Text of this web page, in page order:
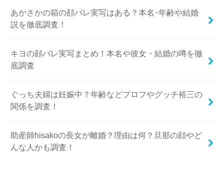
あかさかの箱の顔バレ実写はある？本名･年齢や結婚
説を徹底調査！
キヨの顔バレ実写まとめ！本名や彼女・結婚の噂を徹
底調査
ぐっち夫婦は妊娠中？年齢などプロフやグッチ裕三の
関係を調査！
助産師hisakoの長女が離婚？理由は何？旦那の顔やど
んな人かも調査！